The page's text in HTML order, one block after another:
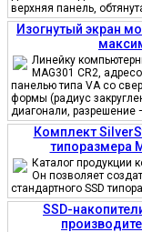
верхняя панель,
Изогнутый экран
Линейку
MAG301 CR2,
панелью типа VA со
формы (радиус
диагонали, разрешение
Комплект
типоразмера
Каталог продукции
Он позволяет
стандартного SSD
SSD-